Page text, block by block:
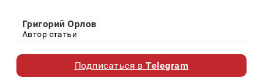
Григорий Орлов
Автор статьи
Подписаться вTelegram